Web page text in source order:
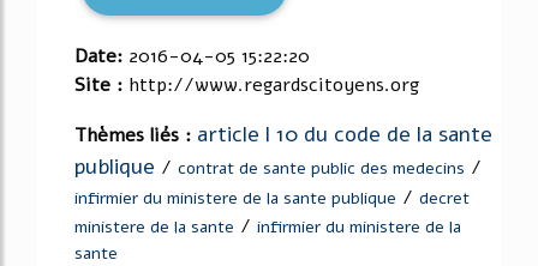
Date: 2016-04-05 15:22:20
Site : http://www.regardscitoyens.org
Thèmes liés : article l 10 du code de la sante
publique / contrat de sante public des medecins /
infirmier du ministere de la sante publique / decret
ministere de la sante / infirmier du ministere de la
sante